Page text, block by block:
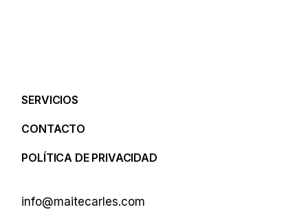
SERVICIOS
CONTACTO
POLÍTICA DE PRIVACIDAD
info@maitecarles.com